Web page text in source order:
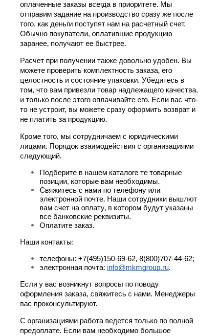
оплаченные заказы всегда в приоритете. Мы
отправим задание на производство сразу же после
того, как деньги поступят нам на расчетный счет.
Обычно покупатели, оплатившие продукцию
заранее, получают ее быстрее.
Расчет при получении также довольно удобен. Вы
можете проверить комплектность заказа, его
целостность и состояние упаковки. Убедитесь в
том, что вам привезли товар надлежащего качества,
и только после этого оплачивайте его. Если вас что-
то не устроит, вы можете сразу оформить возврат и
не платить за продукцию.
Кроме того, мы сотрудничаем с юридическими
лицами. Порядок взаимодействия с организациями
следующий.
Подберите в нашем каталоге те товарные
позиции, которые вам необходимы.
Свяжитесь с нами по телефону или
электронной почте. Наши сотрудники вышлют
вам счет на оплату, в котором будут указаны
все банковские реквизиты.
Оплатите заказ.
Наши контакты:
телефоны: +7(495)150-69-62, 8(800)707-44-62;
электронная почта: info@mkmgroup.ru.
Если у вас возникнут вопросы по поводу
оформления заказа, свяжитесь с нами. Менеджеры
вас проконсультируют.
С организациями работа ведется только по полной
предоплате. Если вам необходимо большое